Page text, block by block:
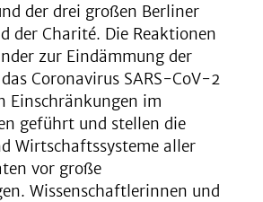
der drei großen Berliner
der Charité. Die Reaktionen
zur Eindämmung der
Coronavirus SARS-CoV-2
Einschränkungen im
geführt und stellen die
Wirtschaftssysteme aller
vor große
Wissenschaftlerinnen und